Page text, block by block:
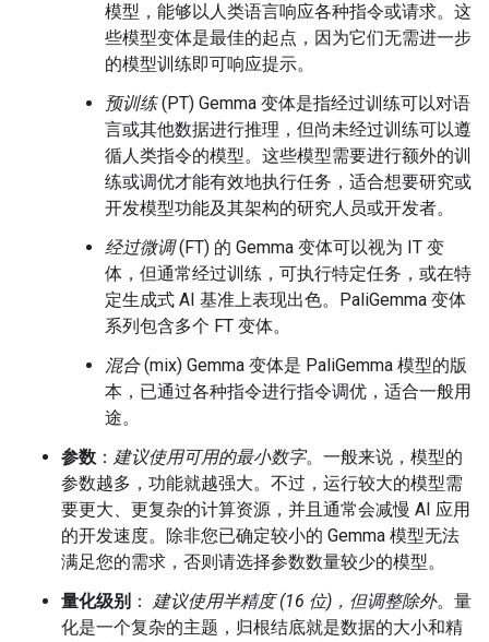
模型，能够以人类语言响应各种指令或请求。这
些模型变体是最佳的起点，因为它们无需进一步
的模型训练即可响应提示。
预训练(PT) Gemma 变体是指经过训练可以对语
言或其他数据进行推理，但尚未经过训练可以遵
循人类指令的模型。这些模型需要进行额外的训
练或调优才能有效地执行任务，适合想要研究或
开发模型功能及其架构的研究人员或开发者。
经过微调(FT) 的 Gemma 变体可以视为 IT 变
体，但通常经过训练，可执行特定任务，或在特
定生成式 AI 基准上表现出色。PaliGemma 变体
系列包含多个 FT 变体。
混合(mix) Gemma 变体是 PaliGemma 模型的版
本，已通过各种指令进行指令调优，适合一般用
途。
参数 ： 建议使用可用的最小数字。一般来说，模型的
参数越多，功能就越强大。不过，运行较大的模型需
要更大、更复杂的计算资源，并且通常会减慢 AI 应用
的开发速度。除非您已确定较小的 Gemma 模型无法
满足您的需求，否则请选择参数数量较少的模型。
量化级别 ： 建议使用半精度 (16 位)，但调整除外。量
化是一个复杂的主题，归根结底就是数据的大小和精